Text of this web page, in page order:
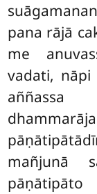
pana rājā
me
vadati, nāpi
mañjunā